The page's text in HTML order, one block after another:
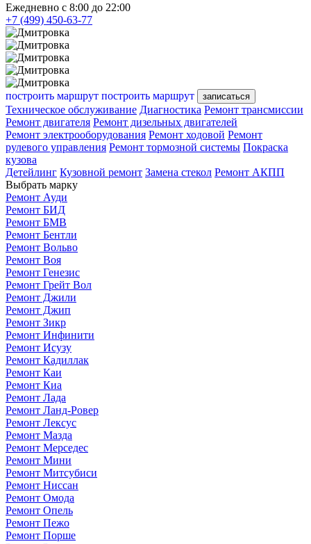
Ежедневно с 8:00 до 22:00
+7 (499) 450-63-77
построить маршрут построить маршрут записаться
Техническое обслуживание Диагностика Ремонт трансмиссии
Ремонт двигателя Ремонт дизельных двигателей
Ремонт электрооборудования Ремонт ходовой Ремонт
рулевого управления Ремонт тормозной системы Покраска
кузова
Детейлинг Кузовной ремонт Замена стекол Ремонт АКПП
Выбрать марку
Ремонт Ауди
Ремонт БИД
Ремонт БМВ
Ремонт Бентли
Ремонт Вольво
Ремонт Воя
Ремонт Генезис
Ремонт Грейт Вол
Ремонт Джили
Ремонт Джип
Ремонт Зикр
Ремонт Инфинити
Ремонт Исузу
Ремонт Кадиллак
Ремонт Каи
Ремонт Киа
Ремонт Лада
Ремонт Ланд-Ровер
Ремонт Лексус
Ремонт Мазда
Ремонт Мерседес
Ремонт Мини
Ремонт Митсубиси
Ремонт Ниссан
Ремонт Омода
Ремонт Опель
Ремонт Пежо
Ремонт Порше